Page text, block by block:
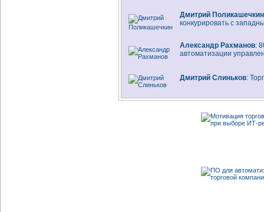
Дмитрий Поликашечкин
конкурировать с
Александр Рахманов:
автоматизации
Дмитрий Слиньков: